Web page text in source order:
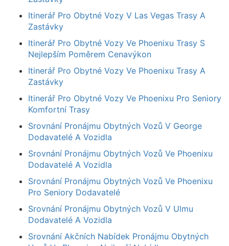
Itinerář Pro Obytné Vozy V Las Vegas Trasy A
Zastávky
Itinerář Pro Obytné Vozy Ve Phoenixu Trasy S
Nejlepším Poměrem Cenavýkon
Itinerář Pro Obytné Vozy Ve Phoenixu Trasy A
Zastávky
Itinerář Pro Obytné Vozy Ve Phoenixu Pro Seniory
Komfortní Trasy
Srovnání Pronájmu Obytných Vozů V George
Dodavatelé A Vozidla
Srovnání Pronájmu Obytných Vozů Ve Phoenixu
Dodavatelé A Vozidla
Srovnání Pronájmu Obytných Vozů Ve Phoenixu
Pro Seniory Dodavatelé
Srovnání Pronájmu Obytných Vozů V Ulmu
Dodavatelé A Vozidla
Srovnání Akčních Nabídek Pronájmu Obytných